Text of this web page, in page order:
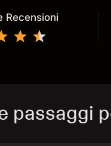
Recensioni
passaggi